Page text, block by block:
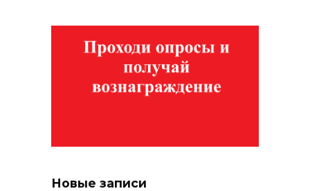
Новые записи